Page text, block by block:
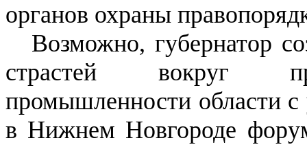
органов охраны
Возможно, губернатор
страстей вокруг
промышленности области с
в Нижнем Новгороде